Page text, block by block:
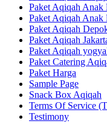
Paket Aqiqah Anak
Paket Aqiqah Anak
Paket Aqiqah
Paket Aqiqah
Paket Aqiqah
Paket Catering
Paket Harga
Sample Page
Snack Box Aqiqah
Terms Of Service
Testimony